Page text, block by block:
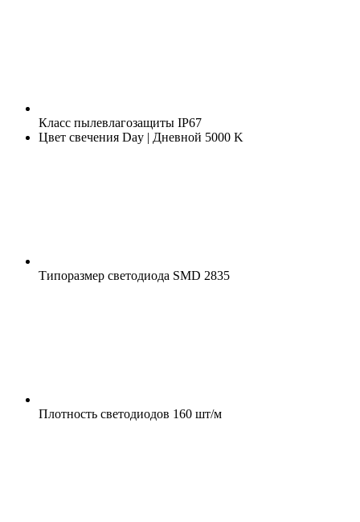
Класс пылевлагозащиты IP67
Цвет свечения Day | Дневной 5000 K
Типоразмер светодиода SMD 2835
Плотность светодиодов 160 шт/м